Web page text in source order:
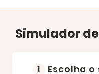
Simulador
1 Escolha